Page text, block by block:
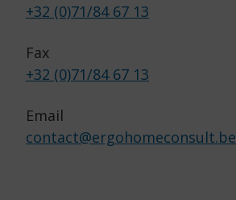
+32 (0)71/84 67 13
Fax
+32 (0)71/84 67 13
Email
contact@ergohomeconsult.be